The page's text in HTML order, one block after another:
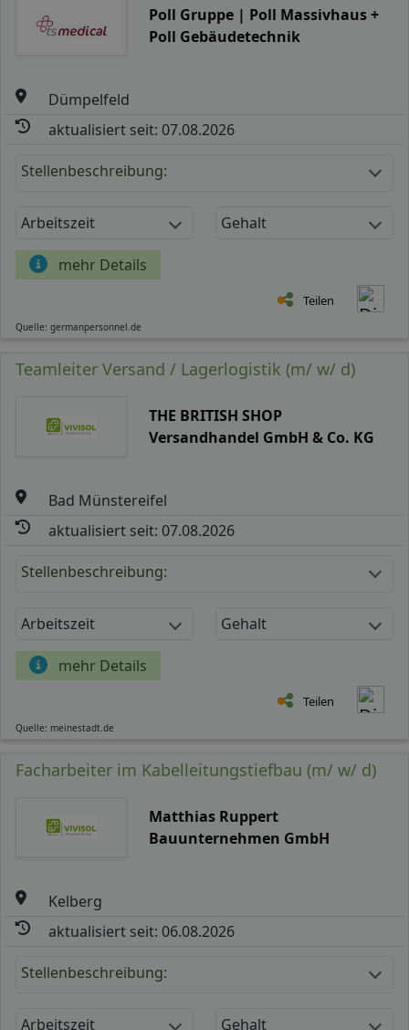
Poll Gruppe | Poll Massivhaus +
Poll Gebäudetechnik
Dümpelfeld
aktualisiert seit: 07.08.2026
Stellenbeschreibung:
Arbeitszeit Gehalt
mehr Details
Teilen
Quelle: germanpersonnel.de
Teamleiter Versand / Lagerlogistik (m/ w/ d)
THE BRITISH SHOP
Versandhandel GmbH & Co. KG
Bad Münstereifel
aktualisiert seit: 07.08.2026
Stellenbeschreibung:
Arbeitszeit Gehalt
mehr Details
Teilen
Quelle: meinestadt.de
Facharbeiter im Kabelleitungstiefbau (m/ w/ d)
Matthias Ruppert
Bauunternehmen GmbH
Kelberg
aktualisiert seit: 06.08.2026
Stellenbeschreibung:
Arbeitszeit Gehalt